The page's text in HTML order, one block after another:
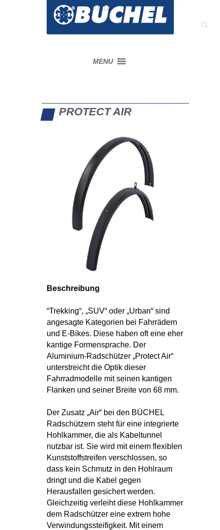
MENU
PROTECT AIR
Beschreibung
“Trekking“, „SUV“ oder „Urban“ sind
angesagte Kategorien bei Fahrrädern
und E-Bikes. Diese haben oft eine eher
kantige Formensprache. Der
Aluminium-Radschützer „Protect Air“
unterstreicht die Optik dieser
Fahrradmodelle mit seinen kantigen
Flanken und seiner Breite von 68 mm.
Der Zusatz „Air“ bei den BÜCHEL
Radschützern steht für eine integrierte
Hohlkammer, die als Kabeltunnel
nutzbar ist. Sie wird mit einem flexiblen
Kunststoffstreifen verschlossen, so
dass kein Schmutz in den Hohlraum
dringt und die Kabel gegen
Herausfallen gesichert werden.
Gleichzeitig verleiht diese Hohlkammer
dem Radschützer eine extrem hohe
Verwindungssteifigkeit. Mit einem